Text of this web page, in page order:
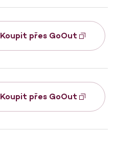
Koupit přes GoOut
Koupit přes GoOut